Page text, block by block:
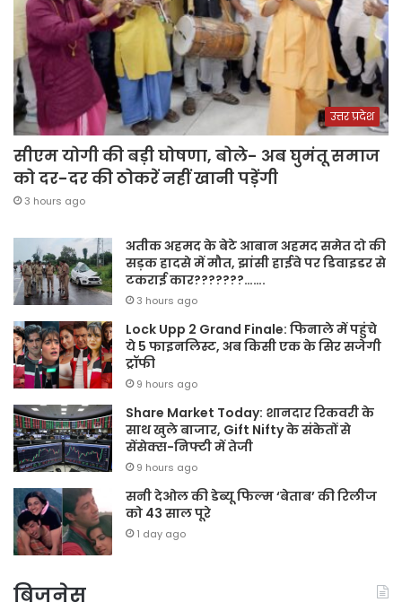
उत्तर प्रदेश
सीएम योगी की बड़ी घोषणा, बोले- अब घुमंतू समाज
को दर-दर की ठोकरें नहीं खानी पड़ेंगी
3 hours ago
अतीक अहमद के बेटे आबान अहमद समेत दो की
सड़क हादसे में मौत, झांसी हाईवे पर डिवाइडर से
टकराई कार???????…….
3 hours ago
Lock Upp 2 Grand Finale: फिनाले में पहुंचे
ये 5 फाइनलिस्ट, अब किसी एक के सिर सजेगी
ट्रॉफी
9 hours ago
Share Market Today: शानदार रिकवरी के
साथ खुले बाजार, Gift Nifty के संकेतों से
सेंसेक्स-निफ्टी में तेजी
9 hours ago
सनी देओल की डेब्यू फिल्म ‘बेताब’ की रिलीज
को 43 साल पूरे
1 day ago
बिजनेस